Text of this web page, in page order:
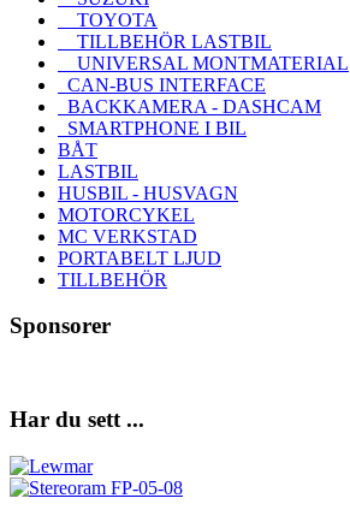
TOYOTA
TILLBEHÖR LASTBIL
UNIVERSAL MONTMATERIAL
CAN-BUS INTERFACE
BACKKAMERA - DASHCAM
SMARTPHONE I BIL
BÅT
LASTBIL
HUSBIL - HUSVAGN
MOTORCYKEL
MC VERKSTAD
PORTABELT LJUD
TILLBEHÖR
Sponsorer
Har du sett ...